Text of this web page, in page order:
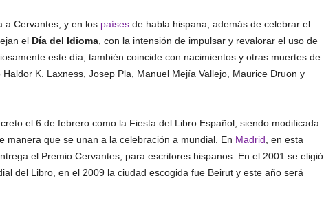
a Cervantes, y en los paísesde habla hispana, además de celebrar el
el Día del Idioma, con la intensión de impulsar y revalorar el uso de
este día, también coincide con nacimientos y otras muertes de
K. Laxness, Josep Pla, Manuel Mejía Vallejo, Maurice Druon y
el 6 de febrero como la Fiesta del Libro Español, siendo modificada
manera que se unan a la celebración a mundial. En Madrid , en esta
el Premio Cervantes, para escritores hispanos. En el 2001 se eligió
del Libro, en el 2009 la ciudad escogida fue Beirut y este año será